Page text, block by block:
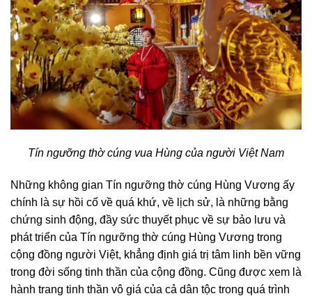
Tín ngưỡng thờ cúng vua Hùng của người Việt Nam
Những không gian Tín ngưỡng thờ cúng Hùng Vương ấy
chính là sự hồi cố về quá khứ, về lịch sử, là những bằng
chứng sinh động, đầy sức thuyết phục về sự bảo lưu và
phát triển của Tín ngưỡng thờ cúng Hùng Vương trong
cộng đồng người Việt, khẳng định giá trị tâm linh bền vững
trong đời sống tinh thần của cộng đồng. Cũng được xem là
hành trang tinh thần vô giá của cả dân tộc trong quá trình